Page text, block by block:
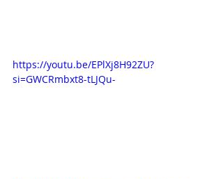
https://youtu.be/EPlXj8H92ZU?
si=GWCRmbxt8-tLJQu-